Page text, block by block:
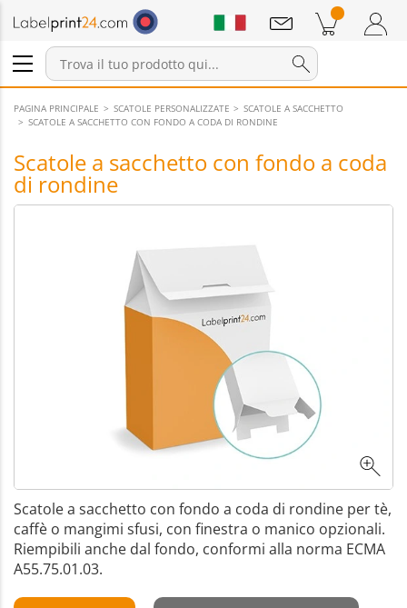
Accedi / Registrati
Prodotti nel carrello
Annunci
PAGINA PRINCIPALE SCATOLE PERSONALIZZATE
SCATOLE A SACCHETTO
SCATOLE A SACCHETTO CON FONDO A CODA DI RONDINE
Scatole a sacchetto con fondo a coda
di rondine
Scatole a sacchetto con fondo a coda di rondine per tè,
caffè o mangimi sfusi, con finestra o manico opzionali.
Riempibili anche dal fondo, conformi alla norma ECMA
A55.75.01.03.